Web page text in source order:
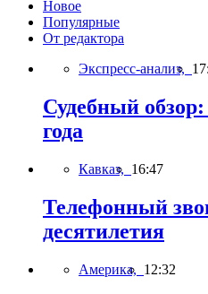
Новое
Популярные
От редактора
Экспресс-анализ,
Судебный обзор:
года
Кавказ, 16:47
Телефонный
десятилетия
Америка, 12:32